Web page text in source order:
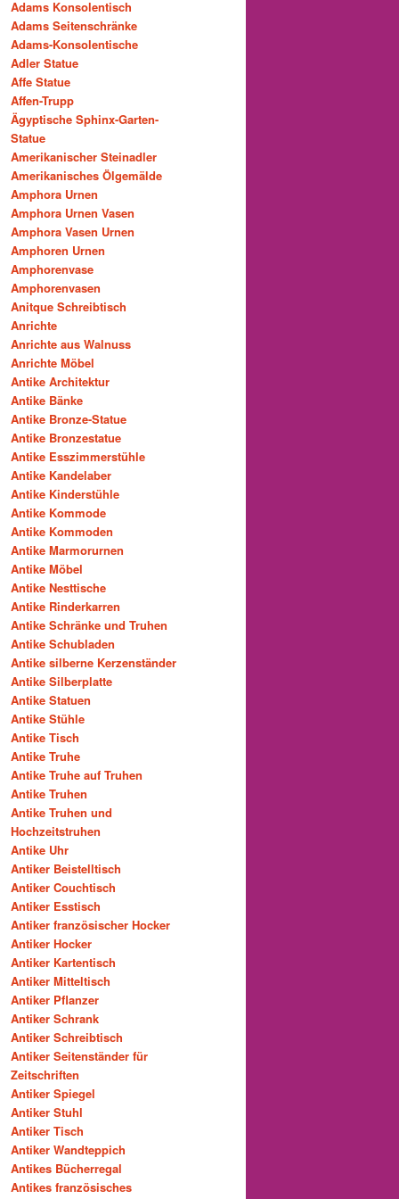
Adams Konsolentisch
Adams Seitenschränke
Adams-Konsolentische
Adler Statue
Affe Statue
Affen-Trupp
Ägyptische Sphinx-Garten-
Statue
Amerikanischer Steinadler
Amerikanisches Ölgemälde
Amphora Urnen
Amphora Urnen Vasen
Amphora Vasen Urnen
Amphoren Urnen
Amphorenvase
Amphorenvasen
Anitque Schreibtisch
Anrichte
Anrichte aus Walnuss
Anrichte Möbel
Antike Architektur
Antike Bänke
Antike Bronze-Statue
Antike Bronzestatue
Antike Esszimmerstühle
Antike Kandelaber
Antike Kinderstühle
Antike Kommode
Antike Kommoden
Antike Marmorurnen
Antike Möbel
Antike Nesttische
Antike Rinderkarren
Antike Schränke und Truhen
Antike Schubladen
Antike silberne Kerzenständer
Antike Silberplatte
Antike Statuen
Antike Stühle
Antike Tisch
Antike Truhe
Antike Truhe auf Truhen
Antike Truhen
Antike Truhen und
Hochzeitstruhen
Antike Uhr
Antiker Beistelltisch
Antiker Couchtisch
Antiker Esstisch
Antiker französischer Hocker
Antiker Hocker
Antiker Kartentisch
Antiker Mitteltisch
Antiker Pflanzer
Antiker Schrank
Antiker Schreibtisch
Antiker Seitenständer für
Zeitschriften
Antiker Spiegel
Antiker Stuhl
Antiker Tisch
Antiker Wandteppich
Antikes Bücherregal
Antikes französisches